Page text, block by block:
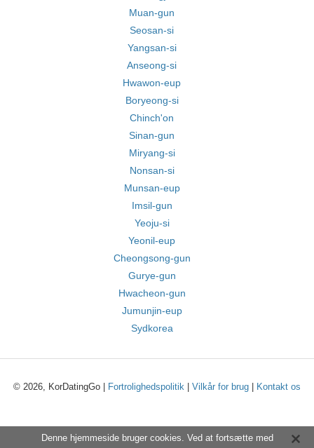
Muan-gun
Seosan-si
Yangsan-si
Anseong-si
Hwawon-eup
Boryeong-si
Chinch'on
Sinan-gun
Miryang-si
Nonsan-si
Munsan-eup
Imsil-gun
Yeoju-si
Yeonil-eup
Cheongsong-gun
Gurye-gun
Hwacheon-gun
Jumunjin-eup
Sydkorea
© 2026, KorDatingGo | Fortrolighedspolitik Vilkår for brug Kontakt os
Denne hjemmeside bruger cookies. Ved at fortsætte med